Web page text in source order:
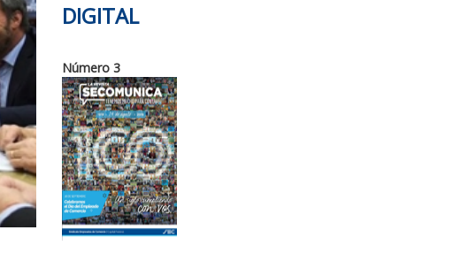
DIGITAL
Número 3